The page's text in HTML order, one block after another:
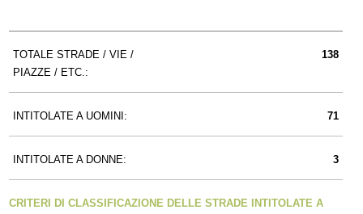
TOTALE STRADE / VIE /
PIAZZE / ETC.:
138
INTITOLATE A UOMINI: 71
INTITOLATE A DONNE: 3
CRITERI DI CLASSIFICAZIONE DELLE STRADE INTITOLATE A